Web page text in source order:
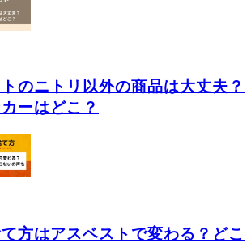
のニトリ以外の商品は大丈夫？
ーはどこ？
方はアスベストで変わる？どこ